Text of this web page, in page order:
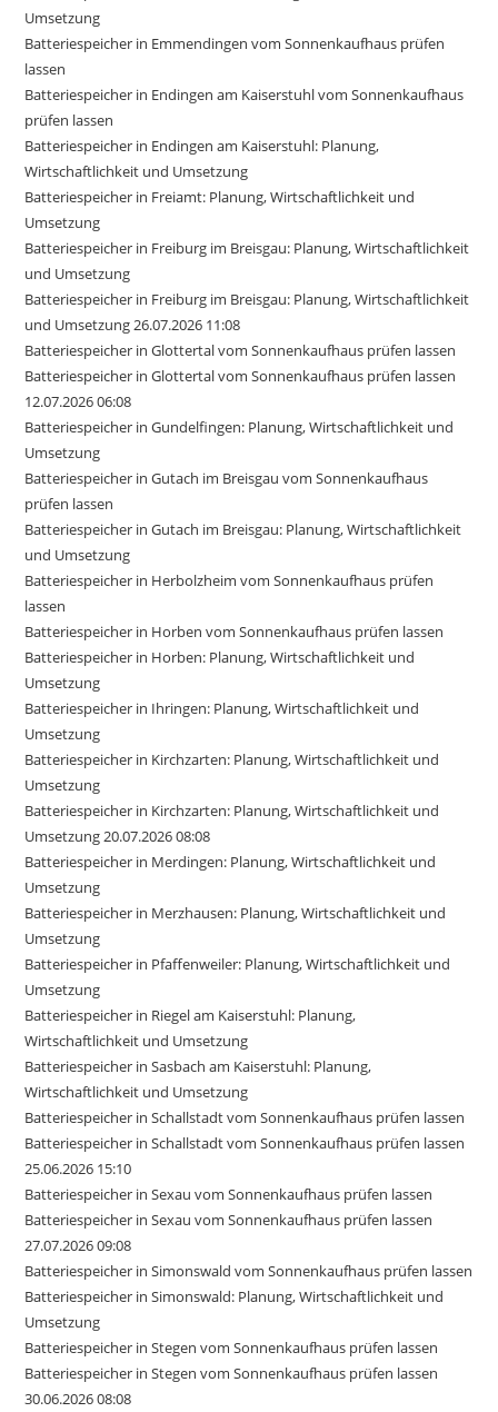
Umsetzung
Batteriespeicher in Emmendingen vom Sonnenkaufhaus prüfen
lassen
Batteriespeicher in Endingen am Kaiserstuhl vom Sonnenkaufhaus
prüfen lassen
Batteriespeicher in Endingen am Kaiserstuhl: Planung,
Wirtschaftlichkeit und Umsetzung
Batteriespeicher in Freiamt: Planung, Wirtschaftlichkeit und
Umsetzung
Batteriespeicher in Freiburg im Breisgau: Planung, Wirtschaftlichkeit
und Umsetzung
Batteriespeicher in Freiburg im Breisgau: Planung, Wirtschaftlichkeit
und Umsetzung 26.07.2026 11:08
Batteriespeicher in Glottertal vom Sonnenkaufhaus prüfen lassen
Batteriespeicher in Glottertal vom Sonnenkaufhaus prüfen lassen
12.07.2026 06:08
Batteriespeicher in Gundelfingen: Planung, Wirtschaftlichkeit und
Umsetzung
Batteriespeicher in Gutach im Breisgau vom Sonnenkaufhaus
prüfen lassen
Batteriespeicher in Gutach im Breisgau: Planung, Wirtschaftlichkeit
und Umsetzung
Batteriespeicher in Herbolzheim vom Sonnenkaufhaus prüfen
lassen
Batteriespeicher in Horben vom Sonnenkaufhaus prüfen lassen
Batteriespeicher in Horben: Planung, Wirtschaftlichkeit und
Umsetzung
Batteriespeicher in Ihringen: Planung, Wirtschaftlichkeit und
Umsetzung
Batteriespeicher in Kirchzarten: Planung, Wirtschaftlichkeit und
Umsetzung
Batteriespeicher in Kirchzarten: Planung, Wirtschaftlichkeit und
Umsetzung 20.07.2026 08:08
Batteriespeicher in Merdingen: Planung, Wirtschaftlichkeit und
Umsetzung
Batteriespeicher in Merzhausen: Planung, Wirtschaftlichkeit und
Umsetzung
Batteriespeicher in Pfaffenweiler: Planung, Wirtschaftlichkeit und
Umsetzung
Batteriespeicher in Riegel am Kaiserstuhl: Planung,
Wirtschaftlichkeit und Umsetzung
Batteriespeicher in Sasbach am Kaiserstuhl: Planung,
Wirtschaftlichkeit und Umsetzung
Batteriespeicher in Schallstadt vom Sonnenkaufhaus prüfen lassen
Batteriespeicher in Schallstadt vom Sonnenkaufhaus prüfen lassen
25.06.2026 15:10
Batteriespeicher in Sexau vom Sonnenkaufhaus prüfen lassen
Batteriespeicher in Sexau vom Sonnenkaufhaus prüfen lassen
27.07.2026 09:08
Batteriespeicher in Simonswald vom Sonnenkaufhaus prüfen lassen
Batteriespeicher in Simonswald: Planung, Wirtschaftlichkeit und
Umsetzung
Batteriespeicher in Stegen vom Sonnenkaufhaus prüfen lassen
Batteriespeicher in Stegen vom Sonnenkaufhaus prüfen lassen
30.06.2026 08:08